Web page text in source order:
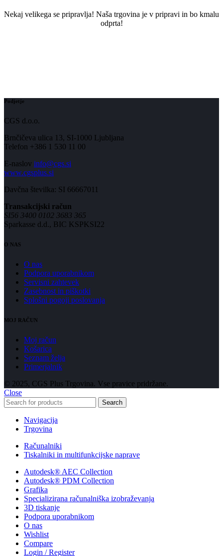
Nekaj ​​velikega se pripravlja! Naša trgovina je v pripravi in ​​bo kmalu
odprta!
Podjetje
CGS d.o.o.
Brnčičeva ulica 13, SI-1000 Ljubljana
Telefon +386 1 530 11 00
E-naslov info@cgs.si
www.cgsplus.si
Davčna številka: SI 66667011
Transakcijski račun
SI56 3400 0102 3683 365
Sparkasse d.d., BIC KSPKSI22
O NAS
O nas
Podpora uporabnikom
Servisni zahtevek
Zasebnost in piškotki
Splošni pogoji poslovanja
MOJ RAČUN
Moj račun
Košarica
Seznam želja
Primerjalnik
© 2025, CGS Plus Trgovina. Vse pravice pridržane.
Close
Search
Navigacija
Trgovina
Računalniki
Tiskalniki in multifunkcijske naprave
Autodesk® AEC Collection
Autodesk® PDM Collection
Grafika
Specializirana računalniška izobraževanja
3D tiskanje
Podpora uporabnikom
O nas
Wishlist
Compare
Login / Register